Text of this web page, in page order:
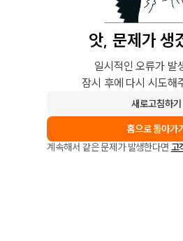
앗, 문제가 생
일시적인 오류가 발
잠시 후에 다시 시도해
새로고침하기
홈으로 돌아가
계속해서 같은 문제가 발생한다면 고